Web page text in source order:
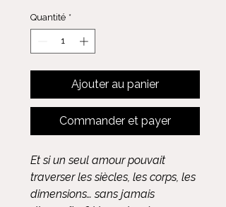
Quantité *
Ajouter au panier
Commander et payer
Et si un seul amour pouvait
traverser les siècles, les corps, les
dimensions… sans jamais